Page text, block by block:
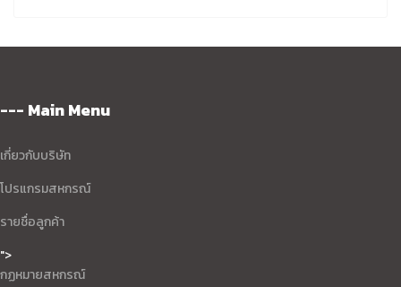
--- Main Menu
เกี่ยวกับบริษัท
โปรแกรมสหกรณ์
รายชื่อลูกค้า
">
กฏหมายสหกรณ์